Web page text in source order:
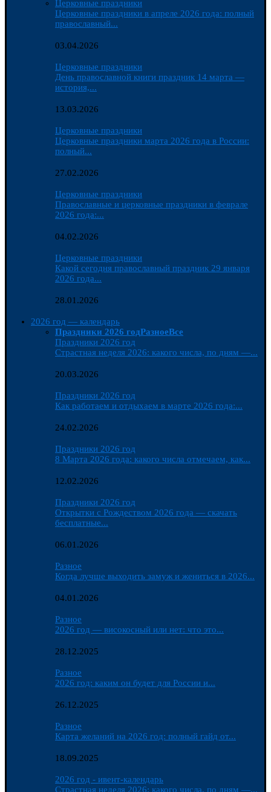
Церковные праздники
Церковные праздники в апреле 2026 года: полный
православный...
03.04.2026
Церковные праздники
День православной книги праздник 14 марта —
история,...
13.03.2026
Церковные праздники
Церковные праздники марта 2026 года в России:
полный...
27.02.2026
Церковные праздники
Православные и церковные праздники в феврале
2026 года:...
04.02.2026
Церковные праздники
Какой сегодня православный праздник 29 января
2026 года...
28.01.2026
2026 год — календарь
Праздники 2026 годРазноеВсе
Праздники 2026 год
Страстная неделя 2026: какого числа, по дням —...
20.03.2026
Праздники 2026 год
Как работаем и отдыхаем в марте 2026 года:...
24.02.2026
Праздники 2026 год
8 Марта 2026 года: какого числа отмечаем, как...
12.02.2026
Праздники 2026 год
Открытки с Рождеством 2026 года — скачать
бесплатные...
06.01.2026
Разное
Когда лучше выходить замуж и жениться в 2026...
04.01.2026
Разное
2026 год — високосный или нет: что это...
28.12.2025
Разное
2026 год: каким он будет для России и...
26.12.2025
Разное
Карта желаний на 2026 год: полный гайд от...
18.09.2025
2026 год - ивент-календарь
Страстная неделя 2026: какого числа, по дням —...